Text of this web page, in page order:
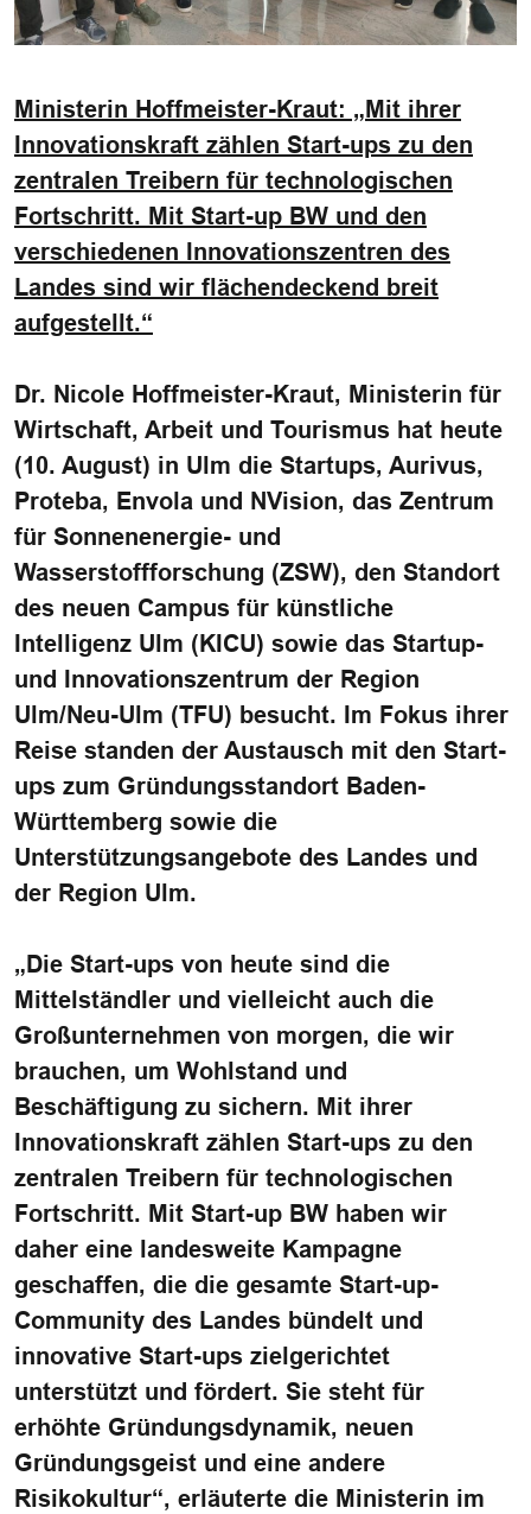
Ministerin Hoffmeister-Kraut: „Mit ihrer
Innovationskraft zählen Start-ups zu den
zentralen Treibern für technologischen
Fortschritt. Mit Start-up BW und den
verschiedenen Innovationszentren des
Landes sind wir flächendeckend breit
aufgestellt.“
Dr. Nicole Hoffmeister-Kraut, Ministerin für
Wirtschaft, Arbeit und Tourismus hat heute
(10. August) in Ulm die Startups, Aurivus,
Proteba, Envola und NVision, das Zentrum
für Sonnenenergie- und
Wasserstoffforschung (ZSW), den Standort
des neuen Campus für künstliche
Intelligenz Ulm (KICU) sowie das Startup-
und Innovationszentrum der Region
Ulm/Neu-Ulm (TFU) besucht. Im Fokus ihrer
Reise standen der Austausch mit den Start-
ups zum Gründungsstandort Baden-
Württemberg sowie die
Unterstützungsangebote des Landes und
der Region Ulm.
„Die Start-ups von heute sind die
Mittelständler und vielleicht auch die
Großunternehmen von morgen, die wir
brauchen, um Wohlstand und
Beschäftigung zu sichern. Mit ihrer
Innovationskraft zählen Start-ups zu den
zentralen Treibern für technologischen
Fortschritt. Mit Start-up BW haben wir
daher eine landesweite Kampagne
geschaffen, die die gesamte Start-up-
Community des Landes bündelt und
innovative Start-ups zielgerichtet
unterstützt und fördert. Sie steht für
erhöhte Gründungsdynamik, neuen
Gründungsgeist und eine andere
Risikokultur“, erläuterte die Ministerin im